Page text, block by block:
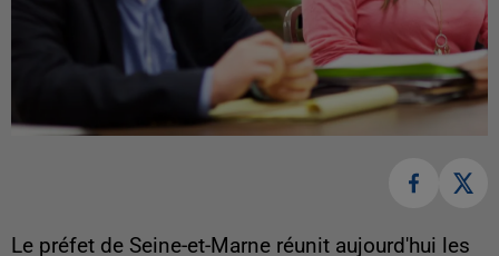
Le préfet de Seine-et-Marne réunit aujourd'hui les